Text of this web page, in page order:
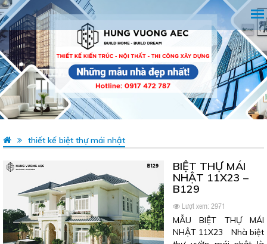
thiết kế biệt thự mái nhật
BIỆT THỰ MÁI
NHẬT 11X23 –
B129
Lượt xem: 2971
MẪU BIỆT THỰ MÁI
NHẬT 11X23 Nhà biệt